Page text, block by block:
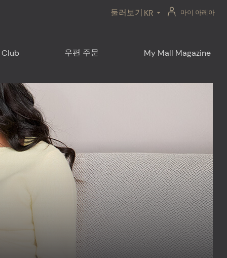
둘러보기 KR 마이 아레아
Club 우편 주문 My Mall Magazine